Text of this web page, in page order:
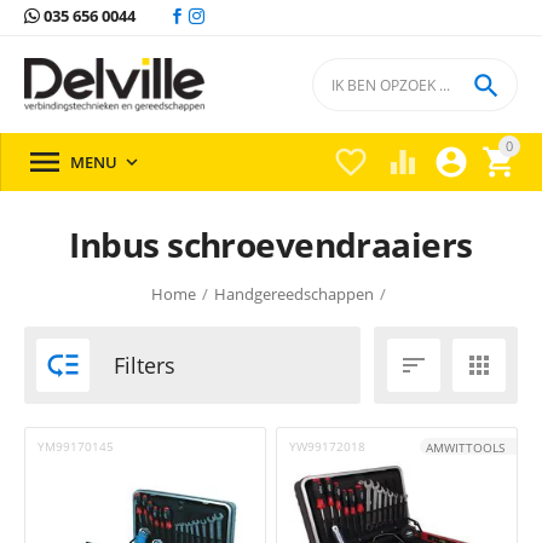
035 656 0044
0


 

 MENU 
Inbus schroevendraaiers
Home / Handgereedschappen /
 Filters  
YM99170145 YW99172018 AMWITTOOLS